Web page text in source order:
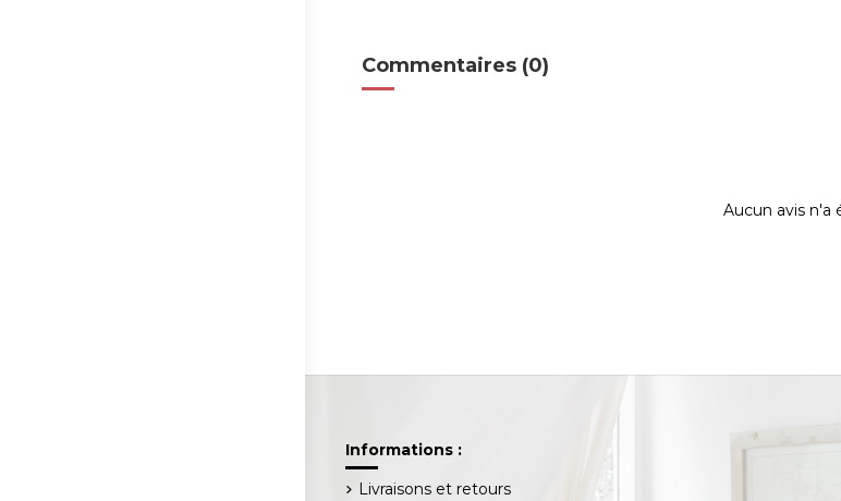
Commentaires (0)
Aucun avis n'a
Informations :
Livraisons et retours